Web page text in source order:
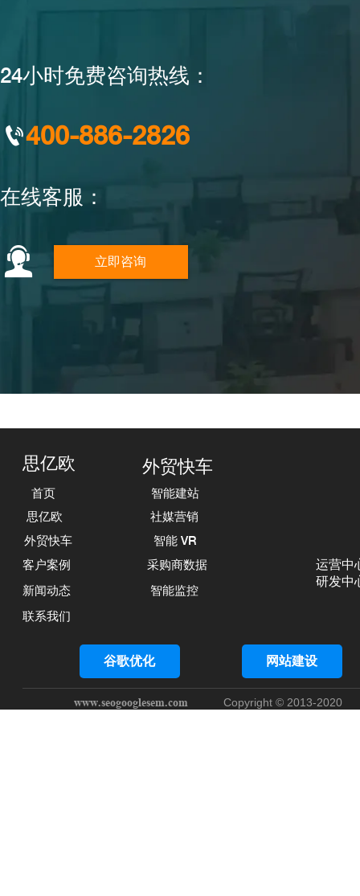
思亿欧
www.seogooglesem.com Copyright © 2013-2020
外贸快车
首页
思亿欧
外贸快车
客户案例
新闻动态
联系我们
智能建站
社媒营销
智能 VR
采购商数据
智能监控
运营中
研发中
谷歌优化 网站建设
24小时免费咨询热线：
400-886-2826
在线客服：
立即咨询